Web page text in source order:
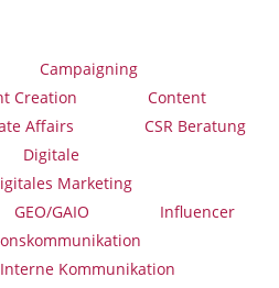
Campaigning
Creation
Content
Affairs
CSR Beratung
Digitale
Marketing
GEO/GAIO
Influencer
Interne Kommunikation